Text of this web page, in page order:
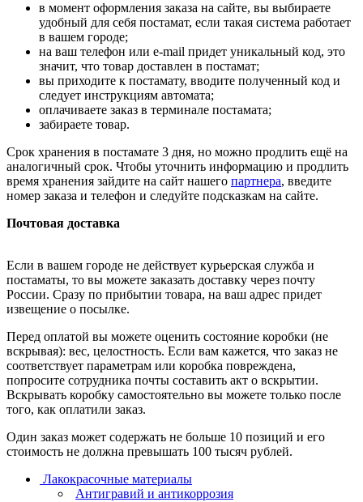
в момент оформления заказа на сайте, вы выбираете
удобный для себя постамат, если такая система работает
в вашем городе;
на ваш телефон или e-mail придет уникальный код, это
значит, что товар доставлен в постамат;
вы приходите к постамату, вводите полученный код и
следует инструкциям автомата;
оплачиваете заказ в терминале постамата;
забираете товар.
Срок хранения в постамате 3 дня, но можно продлить ещё на
аналогичный срок. Чтобы уточнить информацию и продлить
время хранения зайдите на сайт нашего партнера, введите
номер заказа и телефон и следуйте подсказкам на сайте.
Почтовая доставка
Если в вашем городе не действует курьерская служба и
постаматы, то вы можете заказать доставку через почту
России. Сразу по прибытии товара, на ваш адрес придет
извещение о посылке.
Перед оплатой вы можете оценить состояние коробки (не
вскрывая): вес, целостность. Если вам кажется, что заказ не
соответствует параметрам или коробка повреждена,
попросите сотрудника почты составить акт о вскрытии.
Вскрывать коробку самостоятельно вы можете только после
того, как оплатили заказ.
Один заказ может содержать не больше 10 позиций и его
стоимость не должна превышать 100 тысяч рублей.
Лакокрасочные материалы
Антигравий и антикоррозия